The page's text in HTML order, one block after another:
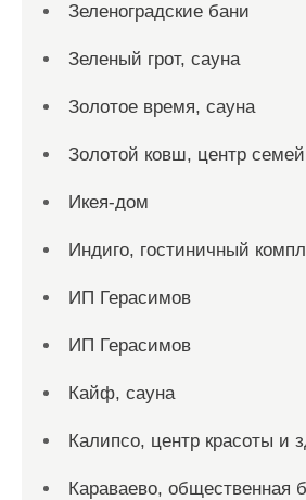
Зеленоградские бани
Зеленый грот, сауна
Золотое время, сауна
Золотой ковш, центр
Икея-дом
Индиго, гостиничный
ИП Герасимов
ИП Герасимов
Кайф, сауна
Калипсо, центр красоты и
Караваево, общественная